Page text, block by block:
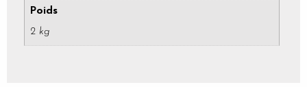
Poids
2 kg